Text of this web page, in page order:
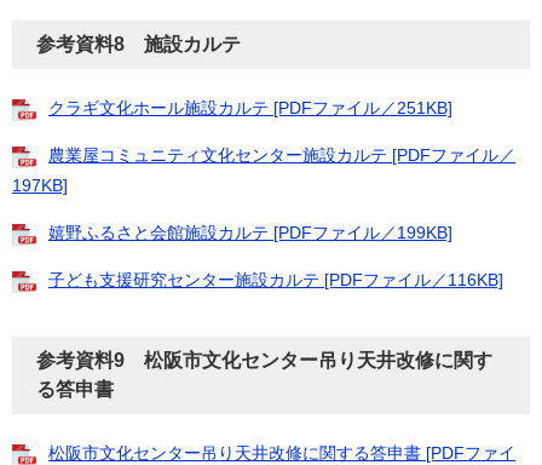
参考資料8 施設カルテ
クラギ文化ホール施設カルテ [PDFファイル／251KB]
農業屋コミュニティ文化センター施設カルテ [PDFファイル／
197KB]
嬉野ふるさと会館施設カルテ [PDFファイル／199KB]
子ども支援研究センター施設カルテ [PDFファイル／116KB]
参考資料9 松阪市文化センター吊り天井改修に関す
る答申書
松阪市文化センター吊り天井改修に関する答申書 [PDFファイ